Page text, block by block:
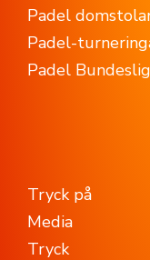
Padel
Padel-
Padel
Tryck på
Media
Tryck